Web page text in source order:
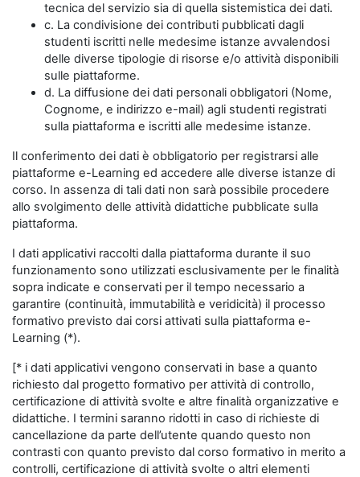
tecnica del servizio sia di quella sistemistica dei dati.
c. La condivisione dei contributi pubblicati dagli
studenti iscritti nelle medesime istanze avvalendosi
delle diverse tipologie di risorse e/o attività disponibili
sulle piattaforme.
d. La diffusione dei dati personali obbligatori (Nome,
Cognome, e indirizzo e-mail) agli studenti registrati
sulla piattaforma e iscritti alle medesime istanze.
Il conferimento dei dati è obbligatorio per registrarsi alle
piattaforme e-Learning ed accedere alle diverse istanze di
corso. In assenza di tali dati non sarà possibile procedere
allo svolgimento delle attività didattiche pubblicate sulla
piattaforma.
I dati applicativi raccolti dalla piattaforma durante il suo
funzionamento sono utilizzati esclusivamente per le finalità
sopra indicate e conservati per il tempo necessario a
garantire (continuità, immutabilità e veridicità) il processo
formativo previsto dai corsi attivati sulla piattaforma e-
Learning (*).
[* i dati applicativi vengono conservati in base a quanto
richiesto dal progetto formativo per attività di controllo,
certificazione di attività svolte e altre finalità organizzative e
didattiche. I termini saranno ridotti in caso di richieste di
cancellazione da parte dell’utente quando questo non
contrasti con quanto previsto dal corso formativo in merito a
controlli, certificazione di attività svolte o altri elementi